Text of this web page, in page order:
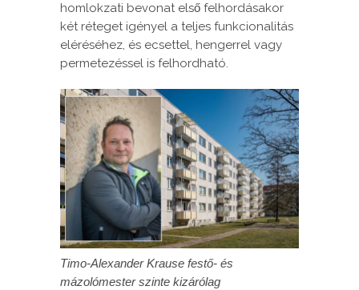
homlokzati bevonat első felhordásakor
két réteget igényel a teljes funkcionalitás
eléréséhez, és ecsettel, hengerrel vagy
permetezéssel is felhordható.
Timo-Alexander Krause festő- és
mázolómester szinte kizárólag